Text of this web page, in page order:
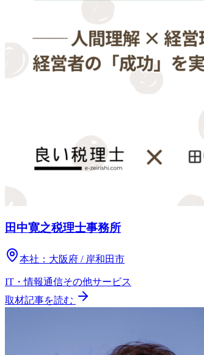
田中寛之税理士事務所
本社： 大阪府 / 岸和田市
IT・情報通信その他サービス
取材記事を読む